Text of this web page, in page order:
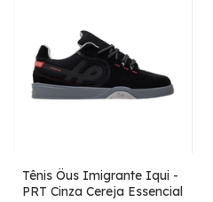
Tênis Öus Imigrante Iqui -
PRT Cinza Cereja Essencial